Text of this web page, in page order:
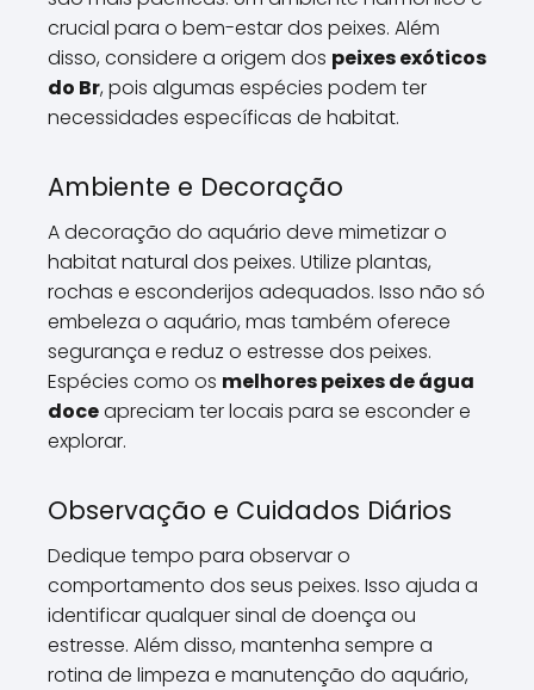
crucial para o bem-estar dos peixes. Além
disso, considere a origem dos peixes exóticos
do Br, pois algumas espécies podem ter
necessidades específicas de habitat.
Ambiente e Decoração
A decoração do aquário deve mimetizar o
habitat natural dos peixes. Utilize plantas,
rochas e esconderijos adequados. Isso não só
embeleza o aquário, mas também oferece
segurança e reduz o estresse dos peixes.
Espécies como os melhores peixes de água
doceapreciam ter locais para se esconder e
explorar.
Observação e Cuidados Diários
Dedique tempo para observar o
comportamento dos seus peixes. Isso ajuda a
identificar qualquer sinal de doença ou
estresse. Além disso, mantenha sempre a
rotina de limpeza e manutenção do aquário,